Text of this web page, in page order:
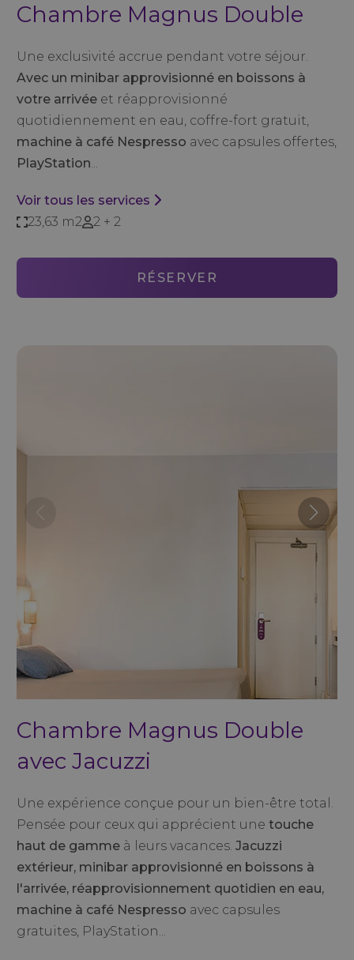
Chambre Magnus Double
Une exclusivité accrue pendant votre séjour.
Avec un minibar approvisionné en boissons à
votre arrivée et réapprovisionné
quotidiennement en eau, coffre-fort gratuit,
machine à café Nespresso avec capsules offertes,
PlayStation...
Voir tous les services
23,63 m2
2 + 2
RÉSERVER
Chambre Magnus Double
avec Jacuzzi
Une expérience conçue pour un bien-être total.
Pensée pour ceux qui apprécient une touche
haut de gammeà leurs vacances. Jacuzzi
extérieur, minibar approvisionné en boissons à
l'arrivée, réapprovisionnement quotidien en eau,
machine à café Nespresso avec capsules
gratuites, PlayStation...